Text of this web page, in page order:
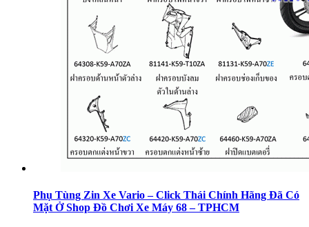
Phụ Tùng Zin Xe Vario – Click Thái Chính Hãng Đã Có
Mặt Ở Shop Đồ Chơi Xe Máy 68 – TPHCM